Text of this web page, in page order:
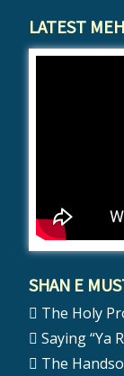
LATEST
Saying “Ya
The